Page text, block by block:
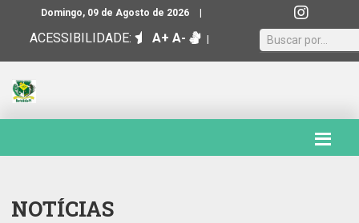
Domingo, 09 de Agosto de 2026 |
ACESSIBILIDADE: A+ A- |
NOTÍCIAS